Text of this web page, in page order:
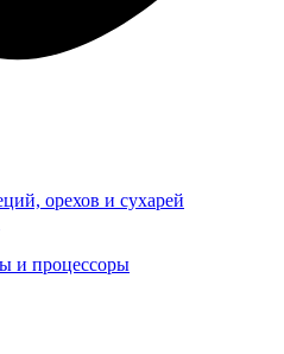
орехов и сухарей
и процессоры